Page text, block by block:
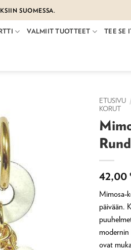
SUOMESSA.
VALMIIT TUOTTEET TEE SE
ETUSIVU
KORUT
42,00
päivään.
modernin
ovat